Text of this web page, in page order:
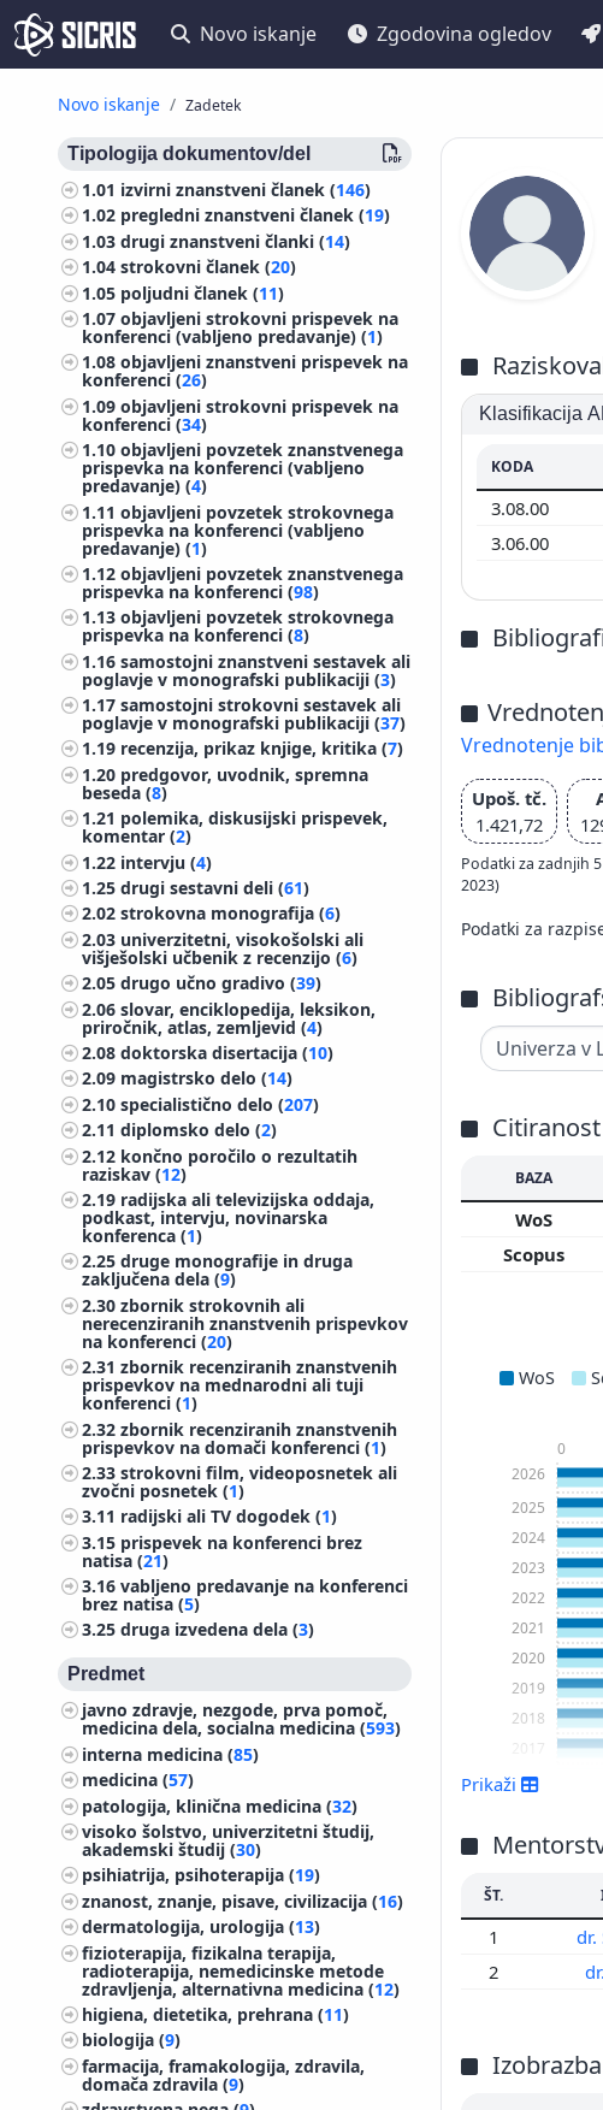
Novo iskanje Zgodovina ogledov
Novo iskanje Zadetek
Tipologija dokumentov/del
1.01 izvirni znanstveni članek (146)
1.02 pregledni znanstveni članek (19)
1.03drugi znanstveni članki (14)
1.04strokovni članek (20)
1.05 poljudni članek (11)
1.07objavljeni strokovni prispevek na
konferenci (vabljeno predavanje) (1)
1.08objavljeni znanstveni prispevek na
konferenci (26)
1.09objavljeni strokovni prispevek na
konferenci (34)
1.10objavljeni povzetek znanstvenega
prispevka na konferenci (vabljeno
predavanje) (4)
1.11objavljeni povzetek strokovnega
prispevka na konferenci (vabljeno
predavanje) (1)
1.12objavljeni povzetek znanstvenega
prispevka na konferenci (98)
1.13objavljeni povzetek strokovnega
prispevka na konferenci (8)
1.16samostojni znanstveni sestavek ali
poglavje v monografski publikaciji (3)
1.17samostojni strokovni sestavek ali
poglavje v monografski publikaciji (37)
1.19 recenzija, prikaz knjige, kritika (7)
1.20 predgovor, uvodnik, spremna
beseda (8)
1.21 polemika, diskusijski prispevek,
komentar (2)
1.22 intervju (4)
1.25drugi sestavni deli (61)
2.02strokovna monografija (6)
2.03 univerzitetni, visokošolski ali
višješolski učbenik z recenzijo (6)
2.05drugo učno gradivo (39)
2.06slovar, enciklopedija, leksikon,
priročnik, atlas, zemljevid (4)
2.08doktorska disertacija (10)
2.09 magistrsko delo (14)
2.10specialistično delo (207)
2.11diplomsko delo (2)
2.12 končno poročilo o rezultatih
raziskav (12)
2.19 radijska ali televizijska oddaja,
podkast, intervju, novinarska
konferenca (1)
2.25druge monografije in druga
zaključena dela (9)
2.30zbornik strokovnih ali
nerecenziranih znanstvenih prispevkov
na konferenci (20)
2.31zbornik recenziranih znanstvenih
prispevkov na mednarodni ali tuji
konferenci (1)
2.32zbornik recenziranih znanstvenih
prispevkov na domači konferenci (1)
2.33strokovni film, videoposnetek ali
zvočni posnetek (1)
3.11 radijski ali TV dogodek (1)
3.15 prispevek na konferenci brez
natisa (21)
3.16vabljeno predavanje na konferenci
brez natisa (5)
3.25druga izvedena dela (3)
Predmet
javno zdravje, nezgode, prva pomoč,
medicina dela, socialna medicina (593)
interna medicina (85)
medicina (57)
patologija, klinična medicina (32)
visoko šolstvo, univerzitetni študij,
akademski študij (30)
psihiatrija, psihoterapija (19)
znanost, znanje, pisave, civilizacija (16)
dermatologija, urologija (13)
fizioterapija, fizikalna terapija,
radioterapija, nemedicinske metode
zdravljenja, alternativna medicina (12)
higiena, dietetika, prehrana (11)
biologija (9)
farmacija, framakologija, zdravila,
domača zdravila (9)
Klasifikacija
KODA
3.08.00
3.06.00
Vrednotenje
Upoš. tč.
1.421,72
Podatki za zadnjih
2023)
Podatki za
Citiranost
BAZA
WoS
Scopus
WoS
2014
2016
2017
2018
2019
2020
2021
2022
2023
2024
2025
2026
0
Prikaži
ŠT.
1 dr.
2
Izobrazba